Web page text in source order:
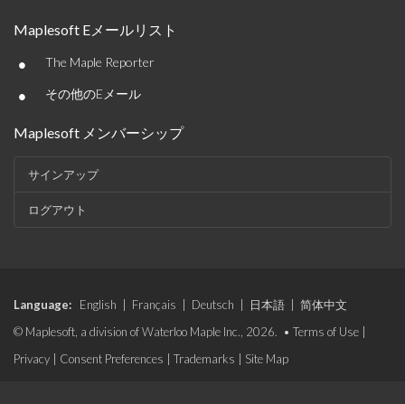
Maplesoft Eメールリスト
• The Maple Reporter
• その他のEメール
Maplesoft メンバーシップ
サインアップ
ログアウト
Language: English Français Deutsch 日本語
简体中文
© Maplesoft, a division of Waterloo Maple Inc., 2026. • Terms of Use
Privacy
Consent Preferences Trademarks Site Map